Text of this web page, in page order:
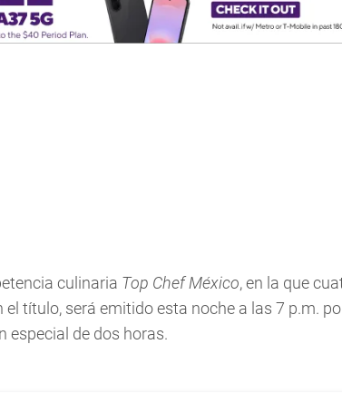
culinaria Top Chef México, en la que
título, será emitido esta noche a las 7 p.m.
especial de dos horas.